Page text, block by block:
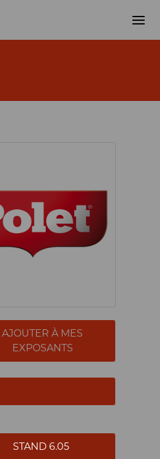
AJOUTER À MES
EXPOSANTS
STAND 6.05